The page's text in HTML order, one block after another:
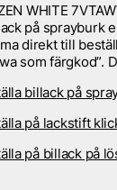
WHITE
på sprayburk
direkt till
som färgkod”.
billack på
på lackstift
på billack på